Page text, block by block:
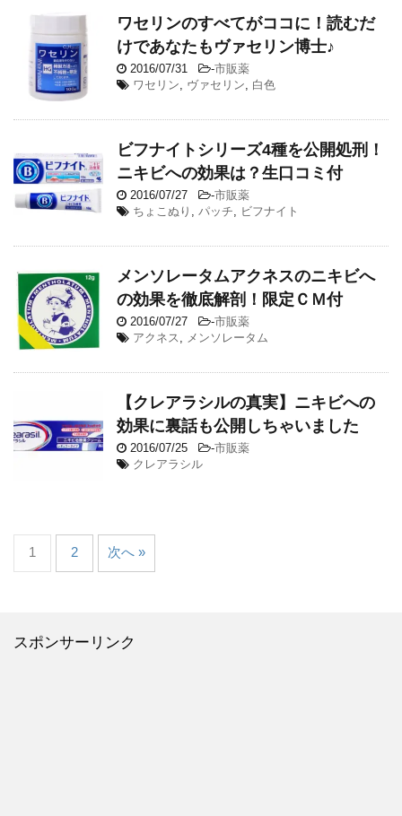
ワセリンのすべてがココに！読むだ
けであなたもヴァセリン博士♪
2016/07/31 -市販薬
ワセリン, ヴァセリン, 白色
ビフナイトシリーズ4種を公開処刑！
ニキビへの効果は？生口コミ付
2016/07/27 -市販薬
ちょこぬり , パッチ, ビフナイト
メンソレータムアクネスのニキビへ
の効果を徹底解剖！限定ＣＭ付
2016/07/27 -市販薬
アクネス , メンソレータム
【クレアラシルの真実】ニキビへの
効果に裏話も公開しちゃいました
2016/07/25 -市販薬
クレアラシル
1 2 次へ »
スポンサーリンク